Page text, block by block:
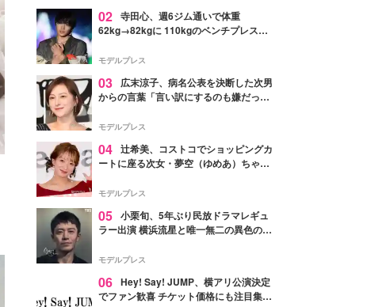
02 寺田心、週6ジム通いで体重
62kg→82kgに 110kgのベンチプレス持
「かっこいい」と反響
モデルプレス
03
広末涼子、病名公表を決断した次男
からの言葉「言い訳にするのも嫌だっ
モデルプレス
04 辻希美、コストコでショッピングカ
ートに座る次女・夢空（ゆめあ）ちゃん
ぎ」「成長を感じる」の声
モデルプレス
05 小栗旬、5年ぶり民放ドラマレギュ
ラー出演 横浜流星と唯一無二の異色のバ
モデルプレス
06 Hey! Say! JUMP、横アリ公演決定
でファン歓喜 チケット価格にも注目集ま